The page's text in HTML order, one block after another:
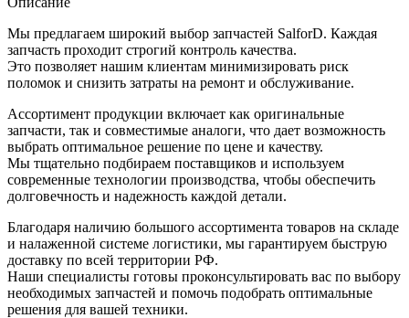
Мы предлагаем широкий выбор запчастей SalforD. Каждая
запчасть проходит строгий контроль качества.
Это позволяет нашим клиентам минимизировать риск
поломок и снизить затраты на ремонт и обслуживание.
Ассортимент продукции включает как оригинальные
запчасти, так и совместимые аналоги, что дает возможность
выбрать оптимальное решение по цене и качеству.
Мы тщательно подбираем поставщиков и используем
современные технологии производства, чтобы обеспечить
долговечность и надежность каждой детали.
Благодаря наличию большого ассортимента товаров на складе
и налаженной системе логистики, мы гарантируем быструю
доставку по всей территории РФ.
Наши специалисты готовы проконсультировать вас по выбору
необходимых запчастей и помочь подобрать оптимальные
решения для вашей техники.